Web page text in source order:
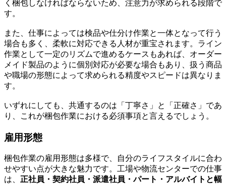
く梱包しなければならないため、注意力が求められる段階で
す。
また、仕事によっては検品や仕分け作業と一体となって行う
場合も多く、柔軟に対応できる人材が重宝されます。ライン
作業として一定のリズムで進めるケースもあれば、オーダー
メイド製品のように個別対応が必要な場合もあり、扱う商品
や職場の形態によって求められる精度やスピードは異なりま
す。
いずれにしても、共通するのは「丁寧さ」と「正確さ」であ
り、これが梱包作業における必須事項と言えるでしょう。
雇用形態
梱包作業の雇用形態は多様で、自分のライフスタイルに合わ
せやすい点が大きな魅力です。工場や物流センターでの仕事
は、 正社員・契約社員・派遣社員・パート・アルバイトと幅